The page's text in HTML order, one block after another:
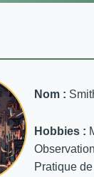
Nom :
Hobbies :
Pratique